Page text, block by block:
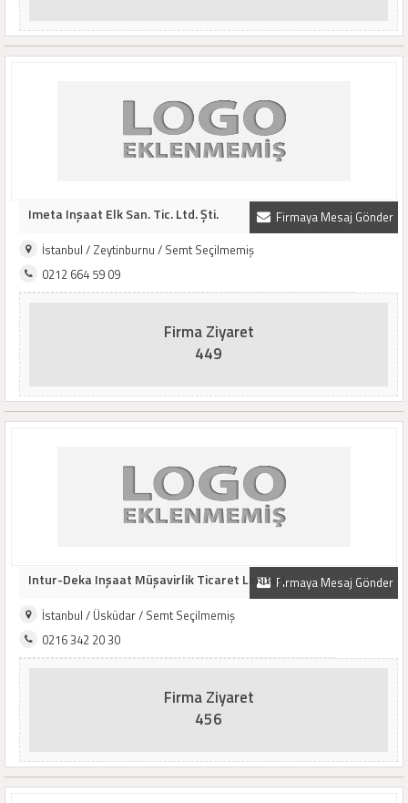
Firmaya Mesaj Gönder
Imeta Inşaat Elk San. Tic. Ltd. Şti.
İstanbul / Zeytinburnu / Semt Seçilmemiş
0212 664 59 09
Firma Ziyaret
449
Firmaya Mesaj Gönder
Intur-Deka Inşaat Müşavirlik Ticaret Limited ..
İstanbul / Üsküdar / Semt Seçilmemiş
0216 342 20 30
Firma Ziyaret
456